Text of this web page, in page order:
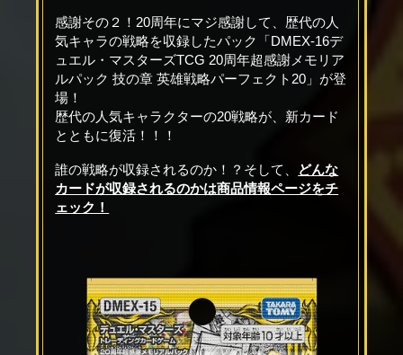
感謝その２！20周年にマジ感謝して、歴代の人
気キャラの戦略を収録したパック「DMEX-16デ
ュエル・マスターズTCG 20周年超感謝メモリア
ルパック 技の章 英雄戦略パーフェクト20」が登
場！
歴代の人気キャラクターの20戦略が、新カード
とともに復活！！！
誰の戦略が収録されるのか！？そして、
どんな
カードが収録されるのかは商品情報ページをチ
ェック！